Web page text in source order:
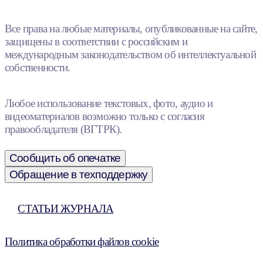
Все права на любые материалы, опубликованные на сайте,
защищены в соответствии с российским и
международным законодательством об интеллектуальной
собственности.
Любое использование текстовых, фото, аудио и
видеоматериалов возможно только с согласия
правообладателя (ВГТРК).
Сообщить об опечатке
Обращение в техподдержку
СТАТЬИ ЖУРНАЛА
Политика обработки файлов cookie